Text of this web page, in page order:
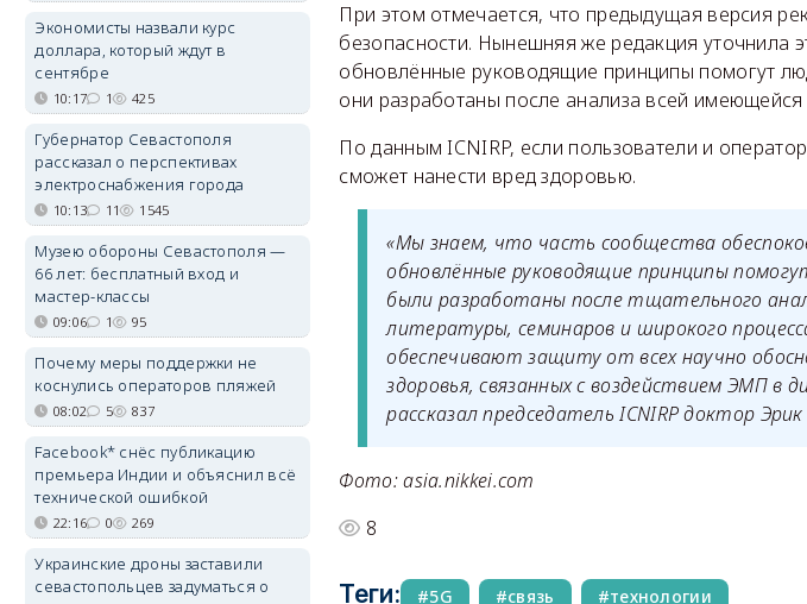
При этом отмечается, что предыдущая версия
безопасности. Нынешняя же редакция уточнила
обновлённые руководящие принципы помогут
они разработаны после анализа всей
По данным ICNIRP, если пользователи и
сможет нанести вред здоровью.
«Мы знаем, что часть сообщества
обновлённые руководящие принципы
были разработаны после тщательного
литературы, семинаров и широкого
обеспечивают защиту от всех научно
здоровья, связанных с воздействием ЭМП в
рассказал председатель ICNIRP доктор Эрик
Фото: asia.nikkei.com
8
Теги: 5G связь технологии
Экономисты назвали курс
доллара, который ждут в
сентябре
10:17 1 425
Губернатор Севастополя
рассказал о перспективах
электроснабжения города
10:13 11 1545
Музею обороны Севастополя —
66 лет: бесплатный вход и
мастер-классы
09:06 1 95
Почему меры поддержки не
коснулись операторов пляжей
08:02 5 837
Facebook* снёс публикацию
премьера Индии и объяснил всё
технической ошибкой
22:16 0 269
Украинские дроны заставили
севастопольцев задуматься о